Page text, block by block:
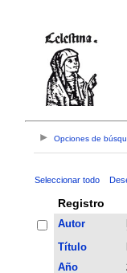
Opciones de
Seleccionar todo
Registro
Autor
Título
Año